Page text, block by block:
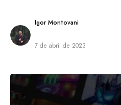
Igor Montovani
7 de abril de 2023